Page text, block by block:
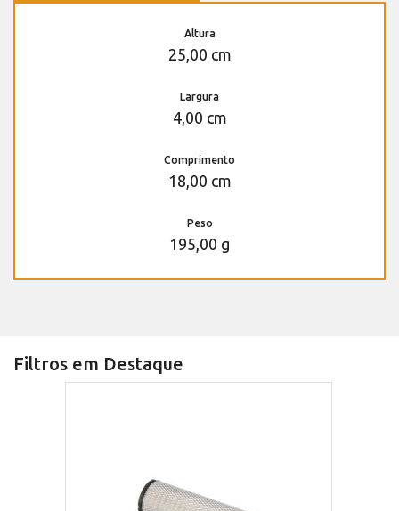
Altura
25,00 cm
Largura
4,00 cm
Comprimento
18,00 cm
Peso
195,00 g
Filtros em Destaque